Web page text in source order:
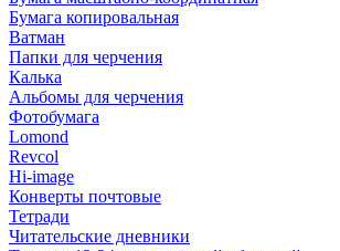
Бумага копировальная
Ватман
Папки для черчения
Калька
Альбомы для черчения
Фотобумага
Lomond
Revcol
Hi-image
Конверты почтовые
Тетради
Читательские дневники